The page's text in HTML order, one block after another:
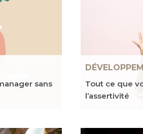
sans
Tout ce que
l’assertivité